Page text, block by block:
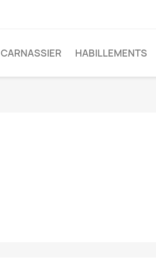
CARNASSIER HABILLEMENTS